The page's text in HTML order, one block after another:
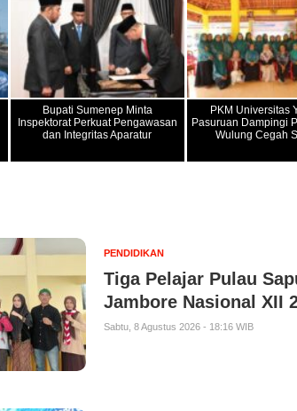
Bupati Sumenep Minta
Inspektorat Perkuat Pengawasan
dan Integritas Aparatur
PKM Universitas
Pasuruan Dampingi
Wulung Cegah
PENDIDIKAN
Tiga Pelajar Pulau
Jambore Nasional XII
Sabtu, 8 Agustus 2026 - 18:16 WIB